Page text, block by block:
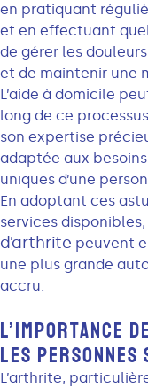
en pratiquant
et en effectuant
de gérer les
et de maintenir une
L’aide à domicile
long de ce
son expertise
adaptée aux
uniques d’une
En adoptant ces
services
d’arthrite peuvent
une plus grande
accru.
L’IMPORTANCE
LES
L’arthrite,